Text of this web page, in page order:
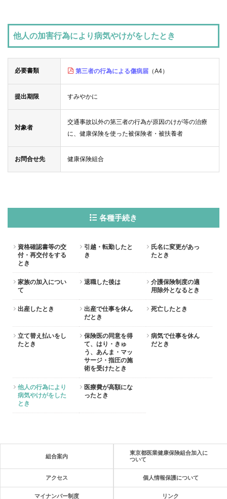
他人の加害行為により病気やけがをしたとき
必要書類 第三者の行為による傷病届 （A4）
提出期限 すみやかに
対象者
交通事故以外の第三者の行為が原因のけが等の治療
に、健康保険を使った被保険者・被扶養者
お問合せ先 健康保険組合
各種手続き
資格確認書等の交
付・再交付をする
とき
引越・転勤したと
き
氏名に変更があっ
たとき
家族の加入につい
て
退職した後は
介護保険制度の適
用除外となるとき
出産したとき
出産で仕事を休ん
だとき
死亡したとき
立て替え払いをし
たとき
保険医の同意を得
て、はり・きゅ
う、あんま・マッ
サージ・指圧の施
術を受けたとき
病気で仕事を休ん
だとき
他人の行為により
病気やけがをした
とき
医療費が高額にな
ったとき
組合案内
東京都医業健康保険組合加入に
ついて
アクセス 個人情報保護について
マイナンバー制度 リンク